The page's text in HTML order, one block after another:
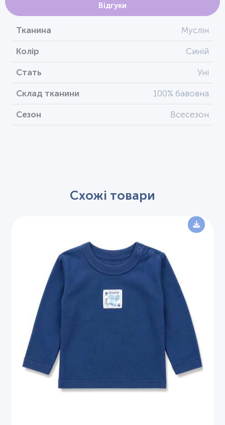
Відгуки
Тканина Муслін
Колір Синій
Стать Уні
Склад тканини 100% бавовна
Сезон Всесезон
Схожі товари